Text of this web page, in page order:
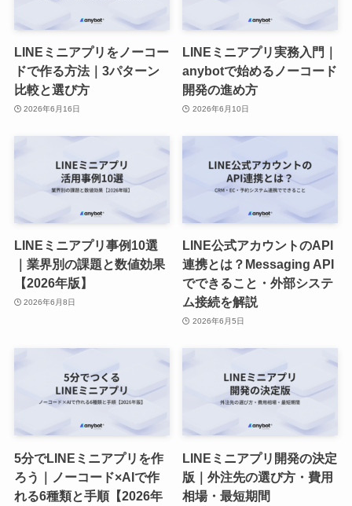
LINEミニアプリをノーコー
ドで作る方法｜3パターン
比較と選び方
2026年6月16日
LINEミニアプリ実務入門｜
anybotで始めるノーコード
開発の進め方
2026年6月10日
LINEミニアプリ事例10選
｜業界別の課題と数値効果
【2026年版】
2026年6月8日
LINE公式アカウントのAPI
連携とは？Messaging API
でできること・外部システ
ム接続を解説
2026年6月5日
5分でLINEミニアプリを作
ろう｜ノーコード×AIで作
れる6種類と手順【2026年
LINEミニアプリ開発の決定
版｜外注先の選び方・費用
相場・最短期間